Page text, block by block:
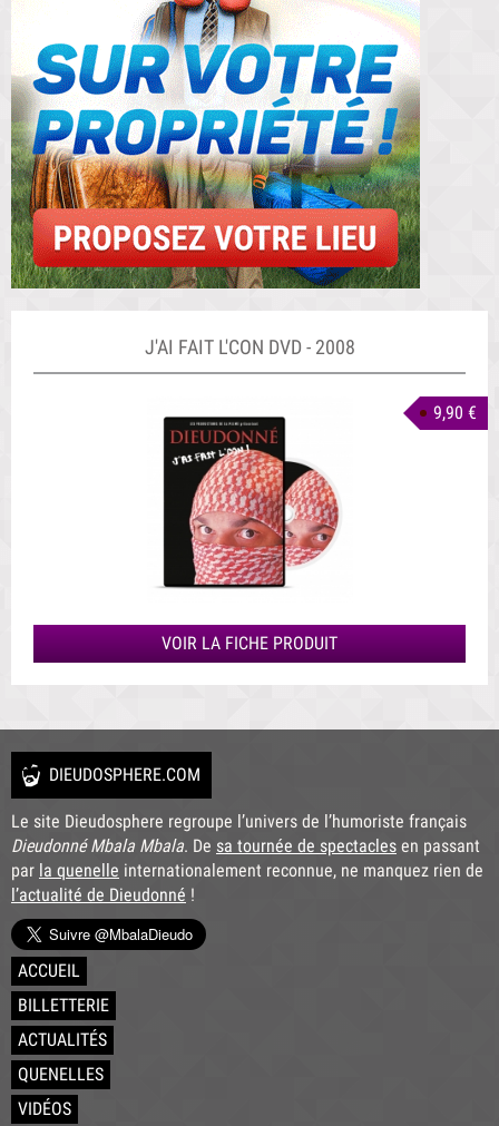
J'AI FAIT L'CON DVD - 2008
9,90 €
VOIR LA FICHE PRODUIT
DIEUDOSPHERE.COM
Le site Dieudosphere regroupe l’univers de l’humoriste français
Dieudonné Mbala Mbala. De sa tournée de spectacles en passant
par la quenelle internationalement reconnue, ne manquez rien de
l’actualité de Dieudonné !
ACCUEIL
BILLETTERIE
ACTUALITÉS
QUENELLES
VIDÉOS